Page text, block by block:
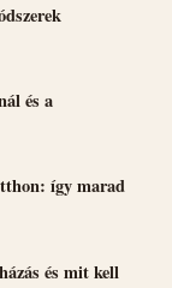
és a
így marad
és mit kell